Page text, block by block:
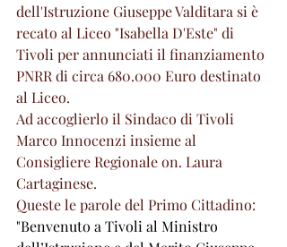
dell'Istruzione Giuseppe Valditara si è
recato al Liceo "Isabella D'Este" di
Tivoli per annunciati il finanziamento
PNRR di circa 680.000 Euro destinato
al Liceo.
Ad accoglierlo il Sindaco di Tivoli
Marco Innocenzi insieme al
Consigliere Regionale on. Laura
Cartaginese.
Queste le parole del Primo Cittadino:
"Benvenuto a Tivoli al Ministro